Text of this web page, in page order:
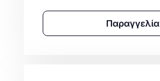
Παραγγελία